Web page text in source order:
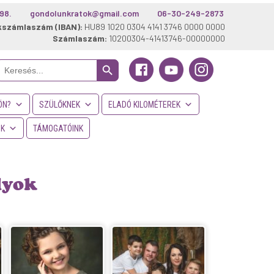
06-30-249-2873
gondolunkratok@gmail.com
(IBAN): HU89 1020 0304 4141 3746 0000 0000
Számlaszám: 10200304-41413746-00000000
Search Button
SZÜLŐKNEK ELADÓ KILOMÉTEREK
TÁMOGATÓINK